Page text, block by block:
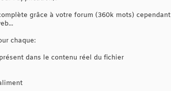
grâce à votre forum (360k mots)
chaque:
dans le contenu réel du fichier